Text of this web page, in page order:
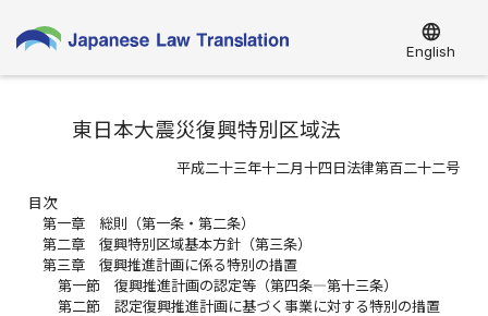
language
English
東日本大震災復興特別区域法
平成二十三年十二月十四日法律第百二十二号
目次
第一章 総則（第一条・第二条）
第二章 復興特別区域基本方針（第三条）
第三章 復興推進計画に係る特別の措置
第一節 復興推進計画の認定等（第四条―第十三条）
第二節 認定復興推進計画に基づく事業に対する特別の措置